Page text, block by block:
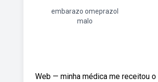
embarazo omeprazol
malo
Web — minha médica me receitou